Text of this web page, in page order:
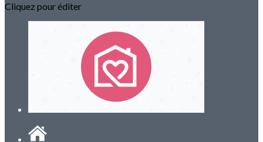
Cliquez pour éditer